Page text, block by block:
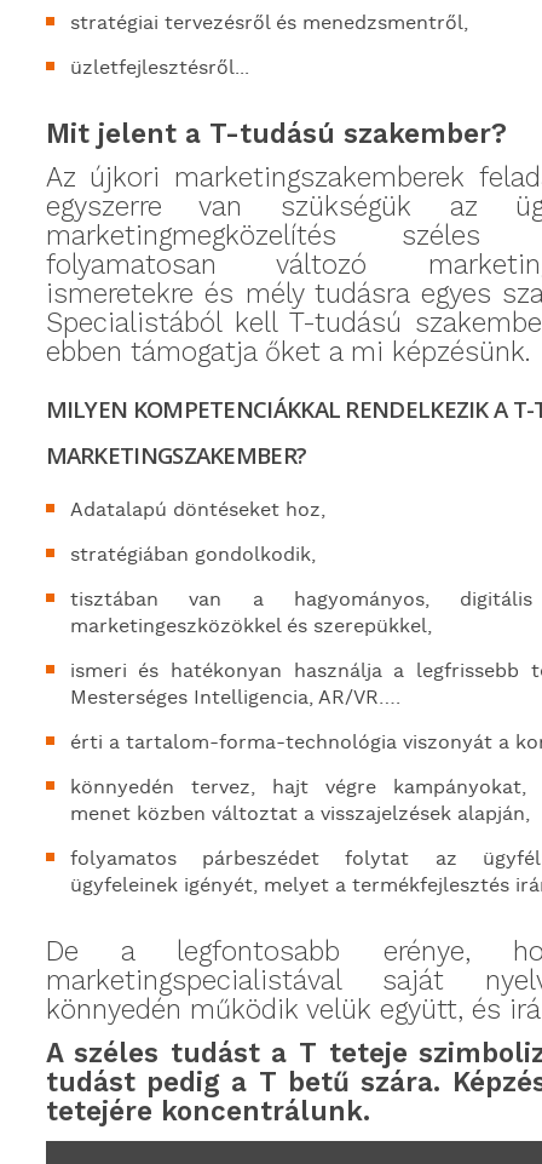
stratégiai tervezésről és menedzsmentről,
üzletfejlesztésről...
Mit jelent a T-tudású szakember?
Az újkori marketingszakemberek
egyszerre van szükségük az
marketingmegközelítés széles
folyamatosan változó
ismeretekre és mély tudásra egyes
Specialistából kell T-tudású
ebben támogatja őket a mi képzésünk.
MILYEN KOMPETENCIÁKKAL RENDELKEZIK A T-
MARKETINGSZAKEMBER?
Adatalapú döntéseket hoz,
stratégiában gondolkodik,
tisztában van a hagyományos,
marketingeszközökkel és szerepükkel,
ismeri és hatékonyan használja a legfrissebb
Mesterséges Intelligencia, AR/VR….
érti a tartalom-forma-technológia viszonyát a
könnyedén tervez, hajt végre kampányokat,
menet közben változtat a visszajelzések alapján,
folyamatos párbeszédet folytat az
ügyfeleinek igényét, melyet a termékfejlesztés
De a legfontosabb erénye,
marketingspecialistával saját
könnyedén működik velük együtt, és
A széles tudást a T teteje
tudást pedig a T betű szára.
tetejére koncentrálunk.